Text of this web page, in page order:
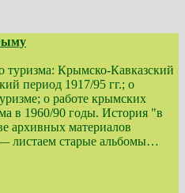
Крымско-Кавказский
период 1917/95 гг.; о
о работе крымских
в 1960/90 годы. История "в
архивных материалов
листаем старые альбомы…